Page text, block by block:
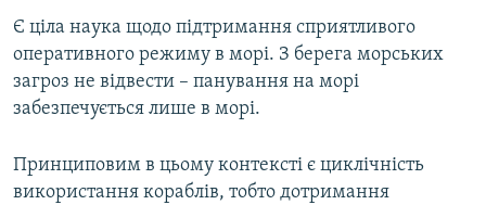
Є ціла наука щодо підтримання сприятливого
оперативного режиму в морі. З берега морських
загроз не відвести – панування на морі
забезпечується лише в морі.
Принциповим в цьому контексті є циклічність
використання кораблів, тобто дотримання